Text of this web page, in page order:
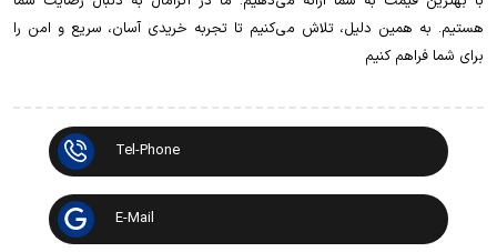
هستیم. به همین دلیل، تلاش می‌کنیم تا تجربه خریدی آسان، سریع و امن را
برای شما فراهم کنیم
Tel-Phone
E-Mail